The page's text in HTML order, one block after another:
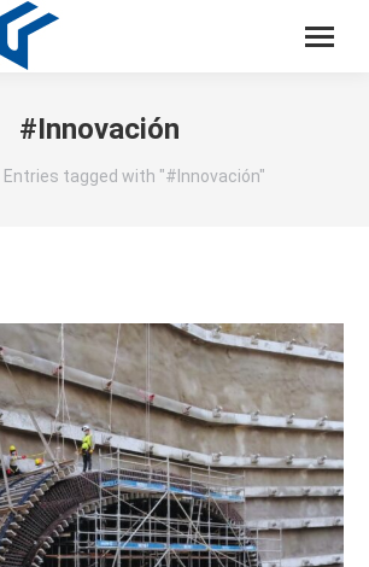
#Innovación
Entries tagged with "#Innovación"